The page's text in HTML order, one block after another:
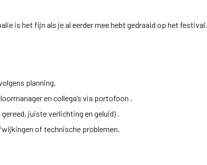
is het fijn als je al eerder mee hebt gedraaid op het festival.
planning.
en collega’s via portofoon .
juiste verlichting en geluid) .
of technische problemen.